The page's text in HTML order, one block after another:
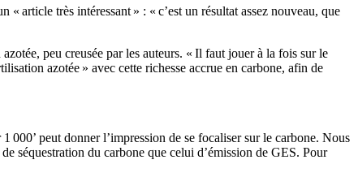
article très intéressant » : « c’est un résultat assez nouveau, que
peu creusée par les auteurs. « Il faut jouer à la fois sur le
azotée » avec cette richesse accrue en carbone, afin de
peut donner l’impression de se focaliser sur le carbone. Nous
séquestration du carbone que celui d’émission de GES. Pour